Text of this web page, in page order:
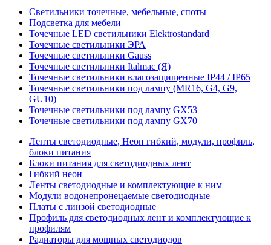
Светильники точечные, мебельные, споты
Подсветка для мебели
Точечные LED светильники Elektrostandard
Точечные светильники ЭРА
Точечные светильники Gauss
Точечные светильники Italmac (Я)
Точечные светильники влагозащищенные IP44 / IP65
Точечные светильники под лампу (MR16, G4, G9,
GU10)
Точечные светильники под лампу GX53
Точечные светильники под лампу GX70
Ленты светодиодные, Неон гибкий, модули, профиль,
блоки питания
Блоки питания для светодиодных лент
Гибкий неон
Ленты светодиодные и комплектующие к ним
Модули водонепронецаемые светодиодные
Платы с линзой светодиодные
Профиль для светодиодных лент и комплектующие к
профилям
Радиаторы для мощных светодиодов